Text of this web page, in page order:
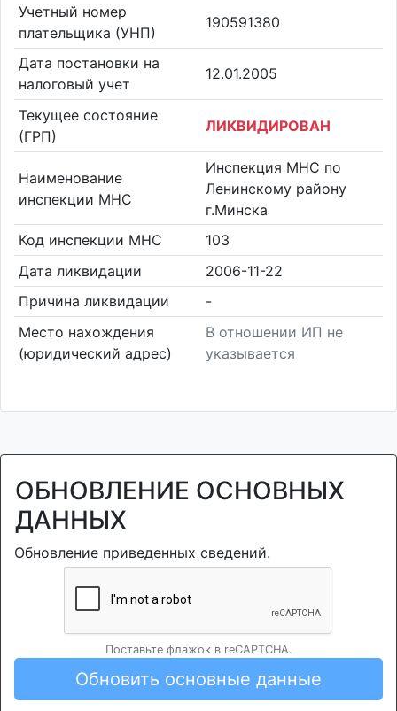
Учетный номер
плательщика (УНП)
190591380
Дата постановки на
налоговый учет
12.01.2005
Текущее состояние
(ГРП)
ЛИКВИДИРОВАН
Наименование
инспекции МНС
Инспекция МНС по
Ленинскому району
г.Минска
Код инспекции МНС
103
Дата ликвидации
2006-11-22
Причина ликвидации
-
Место нахождения
(юридический адрес)
В отношении ИП не
указывается
ОБНОВЛЕНИЕ ОСНОВНЫХ
ДАННЫХ
Обновление приведенных сведений.
Поставьте флажок в reCAPTCHA.
Обновить основные данные